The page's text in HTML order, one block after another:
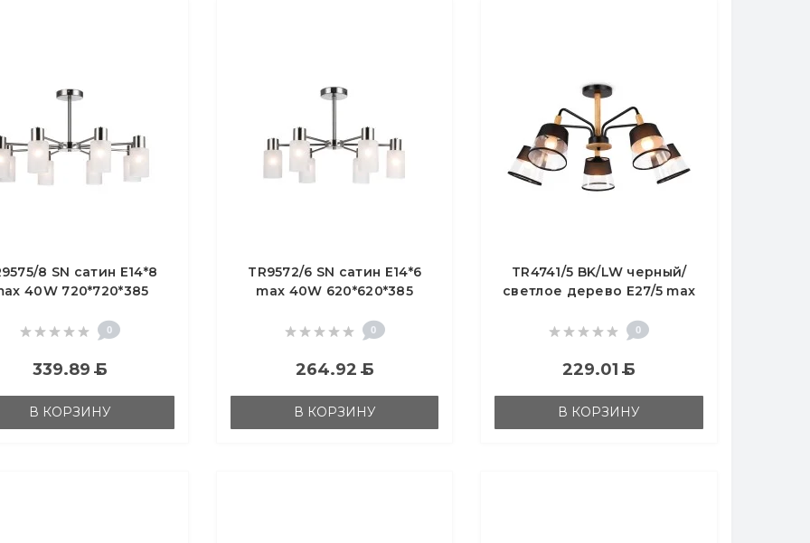
8 SN сатин E14*8
40W 720*720*385
0
339.89Б
В КОРЗИНУ
TR9572/6 SN сатин E14*6
max 40W 620*620*385
0
264.92Б
В КОРЗИНУ
TR4741/5 BK/LW черный/
светлое дерево E27/5 max
0
229.01Б
В КОРЗИНУ